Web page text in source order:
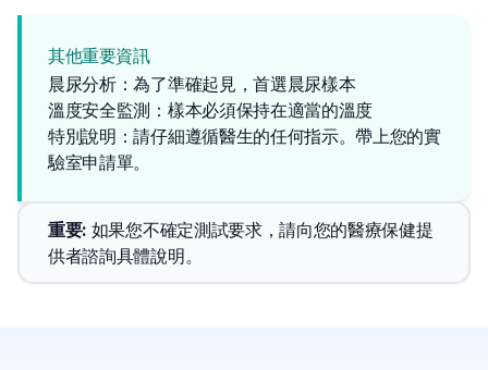
其他重要資訊
晨尿分析：為了準確起見，首選晨尿樣本
溫度安全監測：樣本必須保持在適當的溫度
特別說明：請仔細遵循醫生的任何指示。帶上您的實
驗室申請單。
重要: 如果您不確定測試要求，請向您的醫療保健提
供者諮詢具體說明。